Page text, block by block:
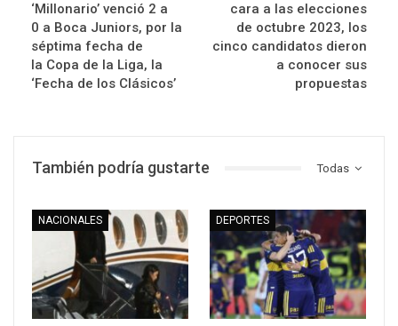
‘Millonario’ venció 2 a
0 a Boca Juniors, por la
séptima fecha de
la Copa de la Liga, la
‘Fecha de los Clásicos’
cara a las elecciones
de octubre 2023, los
cinco candidatos dieron
a conocer sus
propuestas
Todas
También podría gustarte
NACIONALES DEPORTES